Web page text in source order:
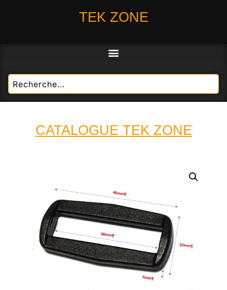
TEK ZONE
CATALOGUE TEK ZONE